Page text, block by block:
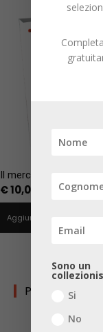
Il mercato dei significati
€10,00
Aggiungi al carrello
PERCORSI
Sono un
Si
No